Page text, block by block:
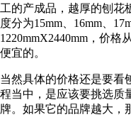
工的产成品，越厚的刨花
度分为15mm、16mm、
1220mmX2440mm，价格
便宜的。
当然具体的价格还是要看
程当中，是应该要挑选质
牌。如果它的品牌越大，